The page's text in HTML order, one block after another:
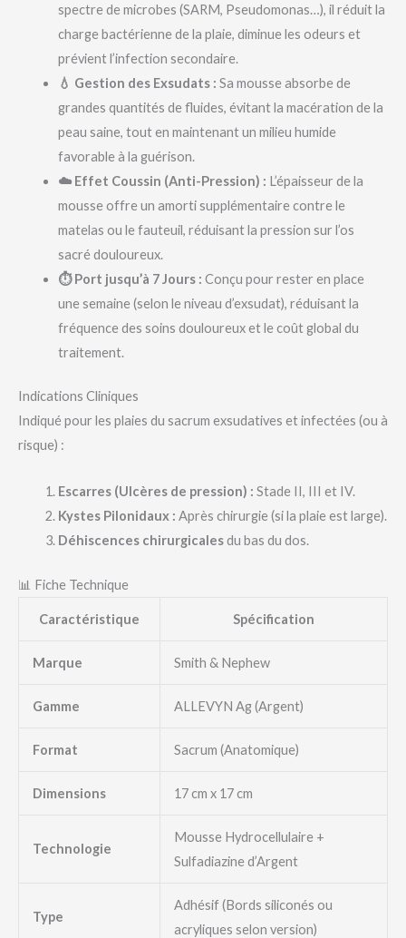
spectre de microbes (SARM, Pseudomonas…), il réduit la
charge bactérienne de la plaie, diminue les odeurs et
prévient l’infection secondaire.
💧 Gestion des Exsudats : Sa mousse absorbe de
grandes quantités de fluides, évitant la macération de la
peau saine, tout en maintenant un milieu humide
favorable à la guérison.
☁️ Effet Coussin (Anti-Pression) : L’épaisseur de la
mousse offre un amorti supplémentaire contre le
matelas ou le fauteuil, réduisant la pression sur l’os
sacré douloureux.
⏱️ Port jusqu’à 7 Jours : Conçu pour rester en place
une semaine (selon le niveau d’exsudat), réduisant la
fréquence des soins douloureux et le coût global du
traitement.
Indications Cliniques
Indiqué pour les plaies du sacrum exsudatives et infectées (ou à
risque) :
Escarres (Ulcères de pression) : Stade II, III et IV.
Kystes Pilonidaux : Après chirurgie (si la plaie est large).
Déhiscences chirurgicalesdu bas du dos.
📊 Fiche Technique
Caractéristique Spécification
Marque Smith & Nephew
Gamme ALLEVYN Ag (Argent)
Format Sacrum (Anatomique)
Dimensions 17 cm x 17 cm
Technologie
Mousse Hydrocellulaire +
Sulfadiazine d’Argent
Type
Adhésif (Bords siliconés ou
acryliques selon version)